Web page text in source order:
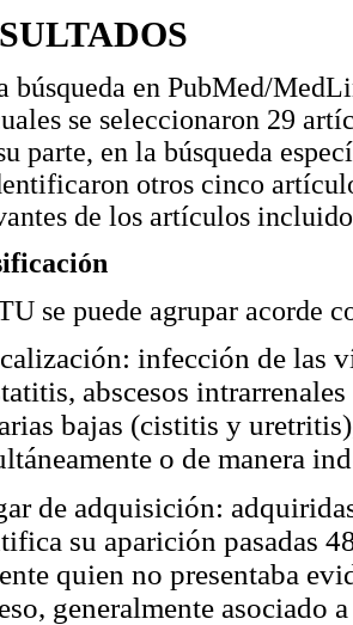
búsqueda en PubMed/
se seleccionaron 29
parte, en la búsqueda
otros cinco
de los artículos
se puede agrupar acorde
infección de las
abscesos
bajas (cistitis y
o de manera
de adquisición:
su aparición pasadas
quien no presentaba
generalmente asociado